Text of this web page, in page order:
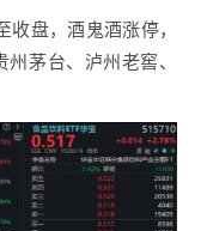
盘，酒鬼酒涨停，
茅台、泸州老窖、